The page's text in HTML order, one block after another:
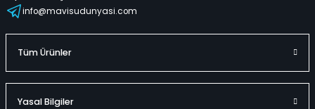
info@mavisudunyasi.com
Tüm Ürünler
Yasal Bilgiler